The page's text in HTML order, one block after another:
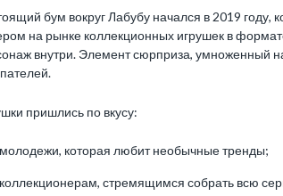
бум вокруг Лабубу начался в 2019 году,
на рынке коллекционных игрушек в
внутри. Элемент сюрприза, умноженный
пришлись по вкусу:
молодежи, которая любит необычные тренды;
коллекционерам, стремящимся собрать всю